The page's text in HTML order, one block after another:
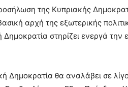
της Κυπριακής
αρχή της εξωτερικής
στηρίζει ενεργά
Δημοκρατία θα αναλάβει σε